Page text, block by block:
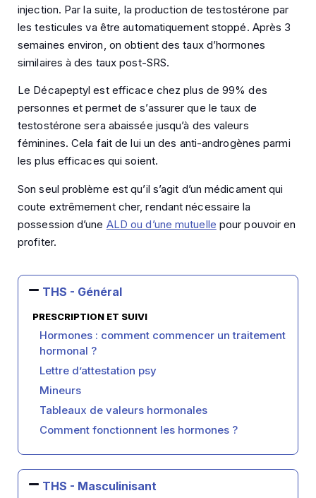
injection. Par la suite, la production de testostérone par
les testicules va être automatiquement stoppé. Après 3
semaines environ, on obtient des taux d’hormones
similaires à des taux post-SRS.
Le Décapeptyl est efficace chez plus de 99% des
personnes et permet de s’assurer que le taux de
testostérone sera abaissée jusqu’à des valeurs
féminines. Cela fait de lui un des anti-androgènes parmi
les plus efficaces qui soient.
Son seul problème est qu’il s’agit d’un médicament qui
coute extrêmement cher, rendant nécessaire la
possession d’une ALD ou d’une mutuelle pour pouvoir en
profiter.
THS - Général
PRESCRIPTION ET SUIVI
Hormones : comment commencer un traitement
hormonal ?
Lettre d’attestation psy
Mineurs
Tableaux de valeurs hormonales
Comment fonctionnent les hormones ?
THS - Masculinisant